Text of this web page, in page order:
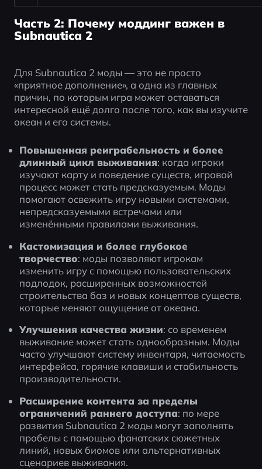
Часть 2: Почему моддинг важен в
Subnautica 2
Для Subnautica 2 моды — это не просто
«приятное дополнение», а одна из главных
причин, по которым игра может оставаться
интересной ещё долго после того, как вы изучите
океан и его системы.
Повышенная реиграбельность и более
длинный цикл выживания: когда игроки
изучают карту и поведение существ, игровой
процесс может стать предсказуемым. Моды
помогают освежить игру новыми системами,
непредсказуемыми встречами или
изменёнными правилами выживания.
Кастомизация и более глубокое
творчество: моды позволяют игрокам
изменить игру с помощью пользовательских
подлодок, расширенных возможностей
строительства баз и новых концептов существ,
которые меняют ощущение от океана.
Улучшения качества жизни: со временем
выживание может стать однообразным. Моды
часто улучшают систему инвентаря, читаемость
интерфейса, горячие клавиши и стабильность
производительности.
Расширение контента за пределы
ограничений раннего доступа: по мере
развития Subnautica 2 моды могут заполнять
пробелы с помощью фанатских сюжетных
линий, новых биомов или альтернативных
сценариев выживания.